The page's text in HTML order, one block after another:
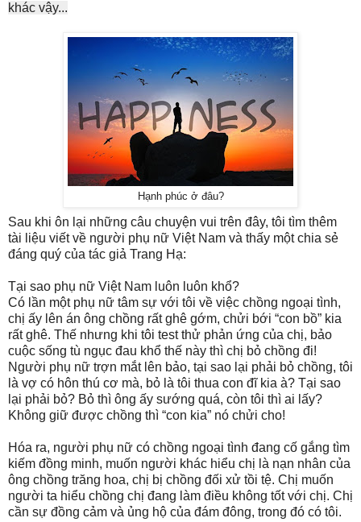
khác vậy...
Hạnh phúc ở đâu?
Sau khi ôn lại những câu chuyện vui trên đây, tôi tìm thêm
tài liệu viết về người phụ nữ Việt Nam và thấy một chia sẻ
đáng quý của tác giả Trang Hạ:
Tại sao phụ nữ Việt Nam luôn luôn khổ?
Có lần một phụ nữ tâm sự với tôi về việc chồng ngoại tình,
chị ấy lên án ông chồng rất ghê gớm, chửi bới “con bồ” kia
rất ghê. Thế nhưng khi tôi test thử phản ứng của chị, bảo
cuộc sống tù ngục đau khổ thế này thì chị bỏ chồng đi!
Người phụ nữ trợn mắt lên bảo, tại sao lại phải bỏ chồng, tôi
là vợ có hôn thú cơ mà, bỏ là tôi thua con đĩ kia à? Tại sao
lại phải bỏ? Bỏ thì ông ấy sướng quá, còn tôi thì ai lấy?
Không giữ được chồng thì “con kia” nó chửi cho!
Hóa ra, người phụ nữ có chồng ngoại tình đang cố gắng tìm
kiếm đồng minh, muốn người khác hiểu chị là nạn nhân của
ông chồng trăng hoa, chị bị chồng đối xử tồi tệ. Chị muốn
người ta hiểu chồng chị đang làm điều không tốt với chị. Chị
cần sự đồng cảm và ủng hộ của đám đông, trong đó có tôi.